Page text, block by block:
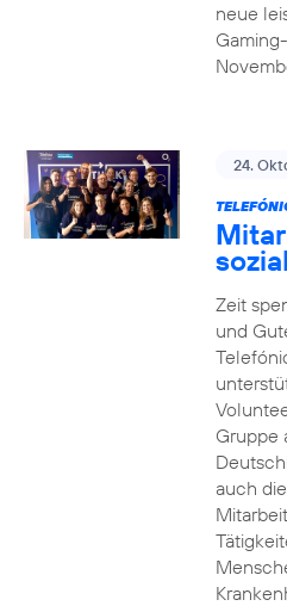
neue
24.
Zeit
und
Gruppe
auch